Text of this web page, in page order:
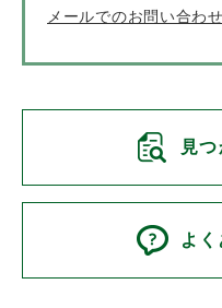
メールでのお問い合わせ
見
よ